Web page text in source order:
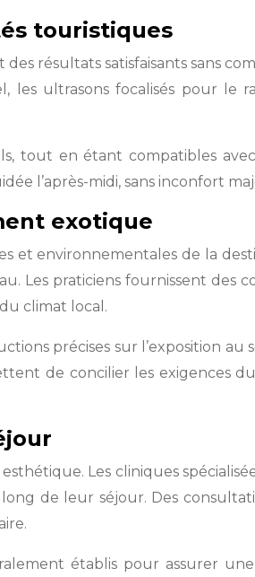
touristiques
résultats satisfaisants sans
ultrasons focalisés pour le
tout en étant compatibles
l’après-midi, sans inconfort
exotique
environnementales de la
Les praticiens fournissent des
climat local.
précises sur l’exposition au
de concilier les exigences
Les cliniques
de leur séjour. Des
établis pour assurer